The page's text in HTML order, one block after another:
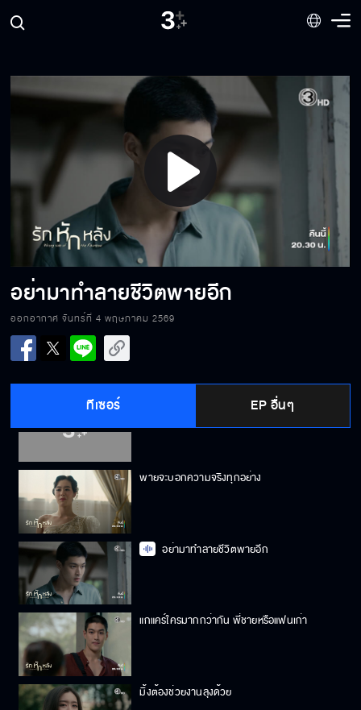
Play
Video
อย่ามาทำลายชีวิตพายอีก
ออกอากาศ จันทร์ที่ 4 พฤษภาคม 2569
ทีเซอร์ EP อื่นๆ
ฉันโคตรเจ็บใจเลย
ผมคือผู้ชายในรูป
พี่คิดว่าพายมีคนอื่น
พายจะบอกความจริงทุกอย่าง
อย่ามาทำลายชีวิตพายอีก
แกแคร์ใครมากกว่ากัน พี่ชายหรือแฟนเก่า
มิ้งต้องช่วยงานลุงด้วย